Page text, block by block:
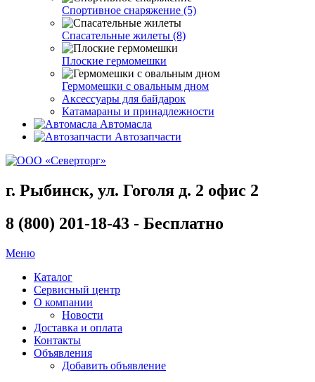
Спортивное снаряжение (5)
Спасательные жилеты (8)
Плоские гермомешки
Гермомешки с овальным дном
Аксессуары для байдарок
Катамараны и принадлежности
Автомасла
Автозапчасти
г. Рыбинск, ул. Гоголя д. 2 офис 2
8 (800) 201-18-43 - Бесплатно
Меню
Каталог
Сервисный центр
О компании
Новости
Доставка и оплата
Контакты
Объявления
Добавить объявление